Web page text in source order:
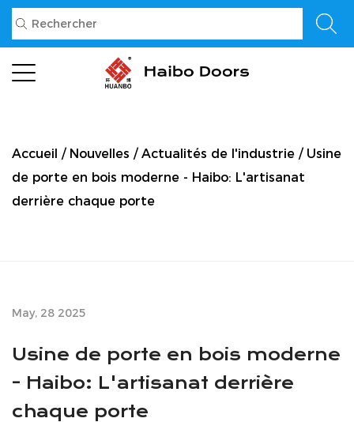
Accueil / Nouvelles / Actualités de l'industrie / Usine
de porte en bois moderne - Haibo: L'artisanat
derrière chaque porte
May, 28 2025
Usine de porte en bois moderne
- Haibo: L'artisanat derrière
chaque porte